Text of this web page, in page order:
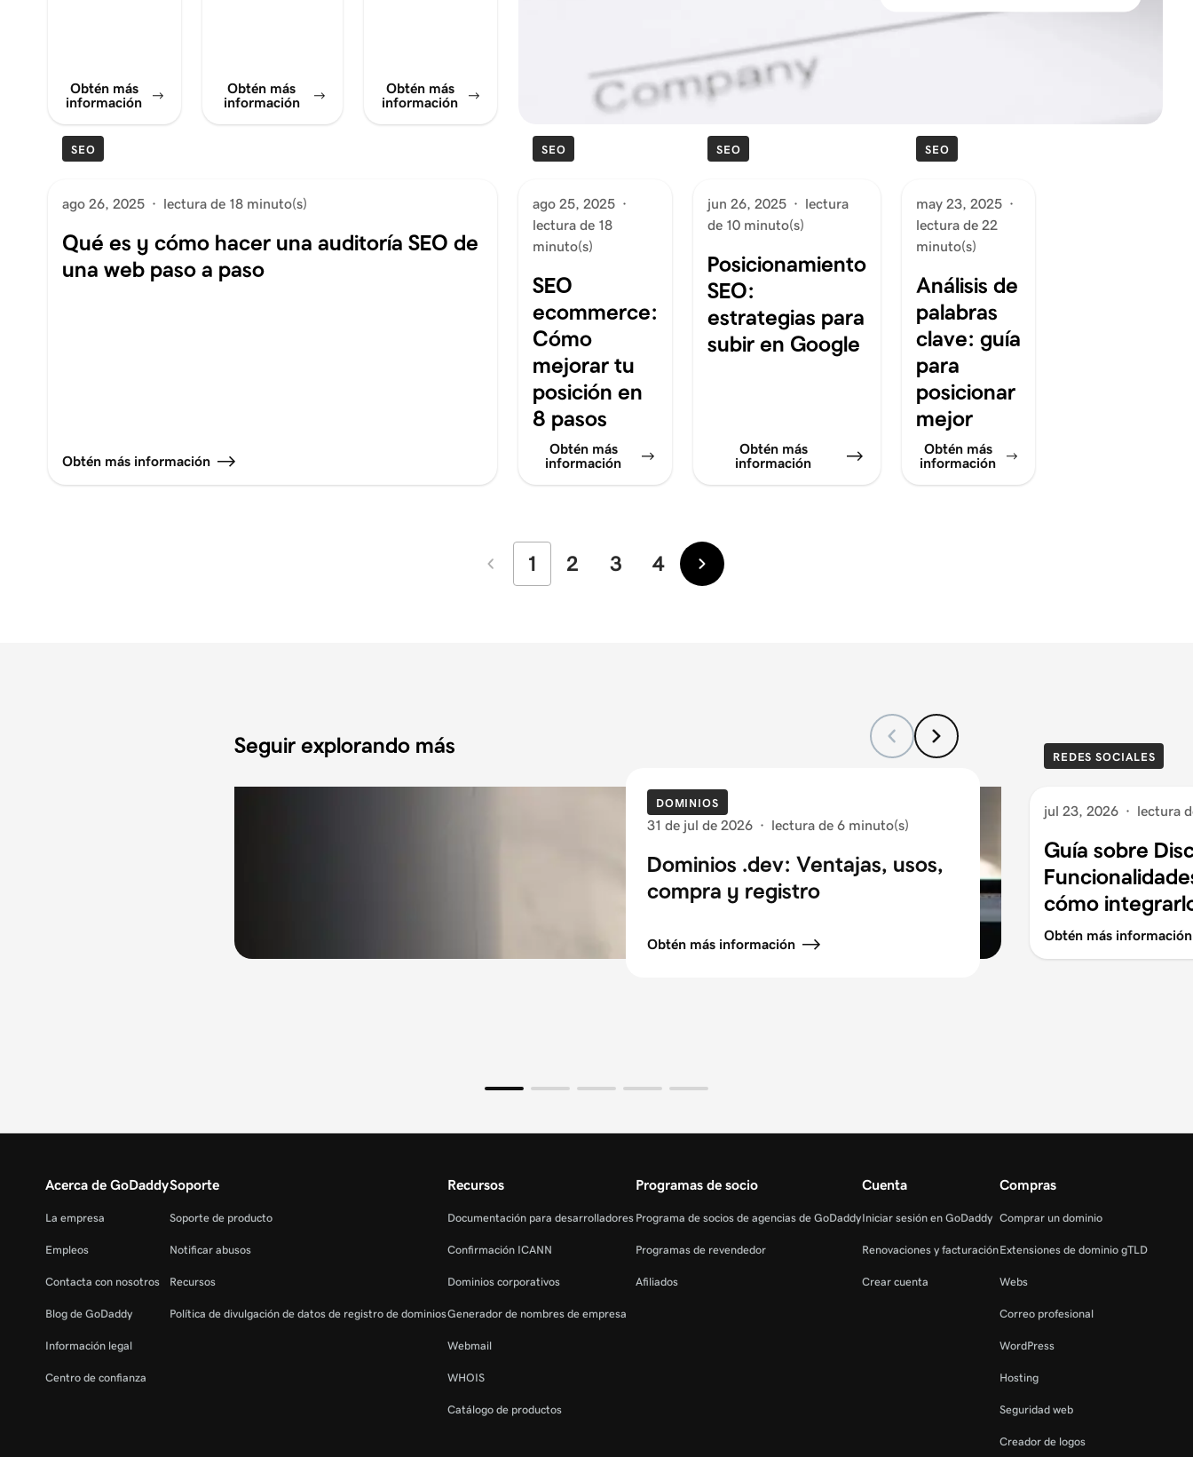
Obtén más
información
Obtén más
información
Obtén más
información
SEO
ago 26, 2025 · lectura de 18 minuto(s)
Qué es y cómo hacer una auditoría SEO de
una web paso a paso
Obtén más información
SEO
ago 25, 2025 ·
lectura de 18
minuto(s)
SEO
ecommerce:
Cómo
mejorar tu
posición en
8 pasos
Obtén más
información
SEO
jun 26, 2025 · lectura
de 10 minuto(s)
Posicionamiento
SEO:
estrategias para
subir en Google
Obtén más
información
SEO
may 23, 2025 ·
lectura de 22
minuto(s)
Análisis de
palabras
clave: guía
para
posicionar
mejor
Obtén más
información
Más
1 2 3 4
Más
Seguir explorando más
DOMINIOS
31 de jul de 2026 · lectura de 6 minuto(s)
Dominios .dev: Ventajas, usos,
compra y registro
Obtén más información
REDES SOCIALES
jul 23, 2026 · lectura
Guía sobre
cómo
Obtén más información
Acerca de GoDaddy
La empresa
Empleos
Contacta con nosotros
Blog de GoDaddy
Información legal
Centro de confianza
Soporte
Soporte de producto
Notificar abusos
Recursos
Política de divulgación de datos de registro de dominios
Recursos
Documentación para desarrolladores
Confirmación ICANN
Dominios corporativos
Generador de nombres de empresa
Webmail
WHOIS
Catálogo de productos
Programas de socio
Programa de socios de agencias de GoDaddy
Programas de revendedor
Afiliados
Cuenta
Iniciar sesión en GoDaddy
Renovaciones y facturación
Crear cuenta
Compras
Comprar un dominio
Extensiones de dominio gTLD
Webs
Correo profesional
WordPress
Hosting
Seguridad web
Creador de logos